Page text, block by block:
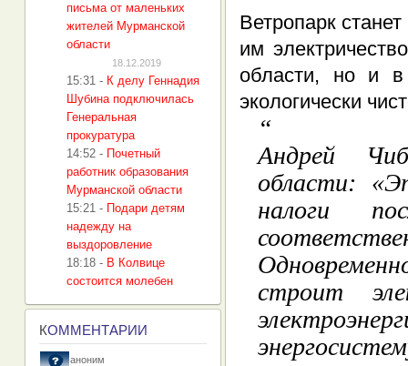
Ветропарк
им
области, но и в
экологически
Андрей
области:
налоги
строит
письма от маленьких
жителей Мурманской
области
18.12.2019
15:31 - К делу Геннадия
Шубина подключилась
Генеральная
прокуратура
14:52 - Почетный
работник образования
Мурманской области
15:21 - Подари детям
надежду на
выздоровление
18:18 - В Колвице
состоится молебен
КОММЕНТАРИИ
аноним